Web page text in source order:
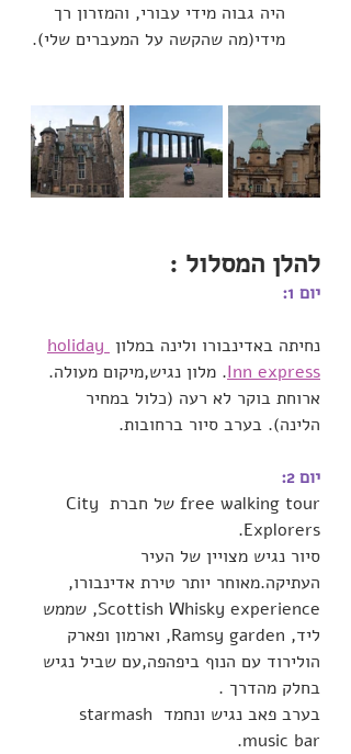
היה גבוה מידי עבורי, והמזרון רך
מידי(מה שהקשה על המעברים שלי).
להלן המסלול :
יום 1:
נחיתה באדינבורו ולינה במלון holiday
Inn express. מלון נגיש,מיקום מעולה.
ארוחת בוקר לא רעה (כלול במחיר
הלינה). בערב סיור ברחובות.
יום 2:
free walking tour של חברת City
Explorers.
סיור נגיש מצויין של העיר
העתיקה.מאוחר יותר טירת אדינבורו,
Scottish Whisky experience, שממש
ליד, Ramsy garden, וארמון ופארק
הולירוד עם הנוף ביפהפה,עם שביל נגיש
בחלק מהדרך .
בערב פאב נגיש ונחמד starmash
music bar.